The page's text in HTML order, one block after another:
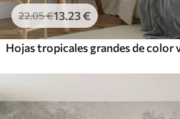
22.05€13.23€